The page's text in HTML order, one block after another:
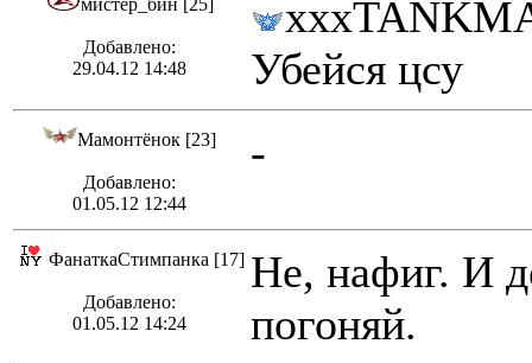
мистер_бин [25]
Добавлено:
29.04.12 14:48
Убейся цсу
Мамонтёнок [23]
Добавлено:
01.05.12 12:44
-
ФанаткаСтимпанка [17]
Добавлено:
01.05.12 14:24
Не, нафиг. И
погоняй.